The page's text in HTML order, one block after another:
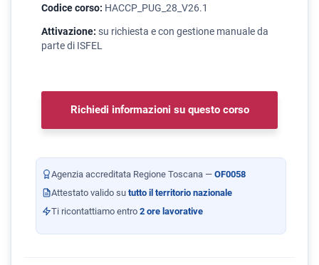
Codice corso: HACCP_PUG_28_V26.1
Attivazione: su richiesta e con gestione manuale da
parte di ISFEL
Richiedi informazioni su questo corso
Agenzia accreditata Regione Toscana — OF0058
Attestato valido su tutto il territorio nazionale
Ti ricontattiamo entro 2 ore lavorative